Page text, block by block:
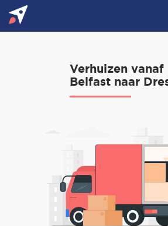
Verhuizen vanaf
Belfast naar